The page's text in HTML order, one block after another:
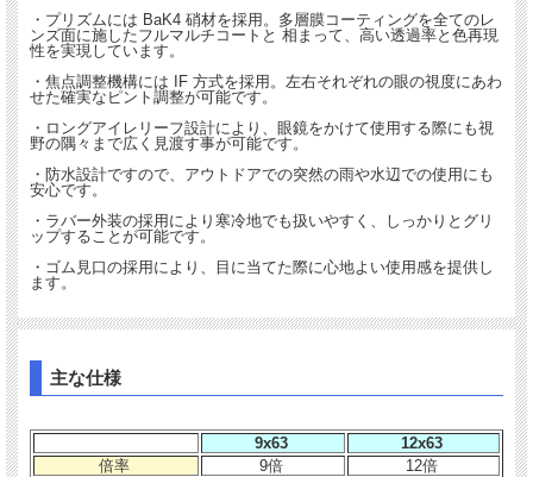
・プリズムには BaK4 硝材を採用。多層膜コーティングを全てのレ
ンズ面に施したフルマルチコートと 相まって、高い透過率と色再現
性を実現しています。
・焦点調整機構には IF 方式を採用。左右それぞれの眼の視度にあわ
せた確実なピント調整が可能です。
・ロングアイレリーフ設計により、眼鏡をかけて使用する際にも視
野の隅々まで広く見渡す事が可能です。
・防水設計ですので、アウトドアでの突然の雨や水辺での使用にも
安心です。
・ラバー外装の採用により寒冷地でも扱いやすく、しっかりとグリ
ップすることが可能です。
・ゴム見口の採用により、目に当てた際に心地よい使用感を提供し
ます。
主な仕様
9x63
12x63
倍率
9倍
12倍